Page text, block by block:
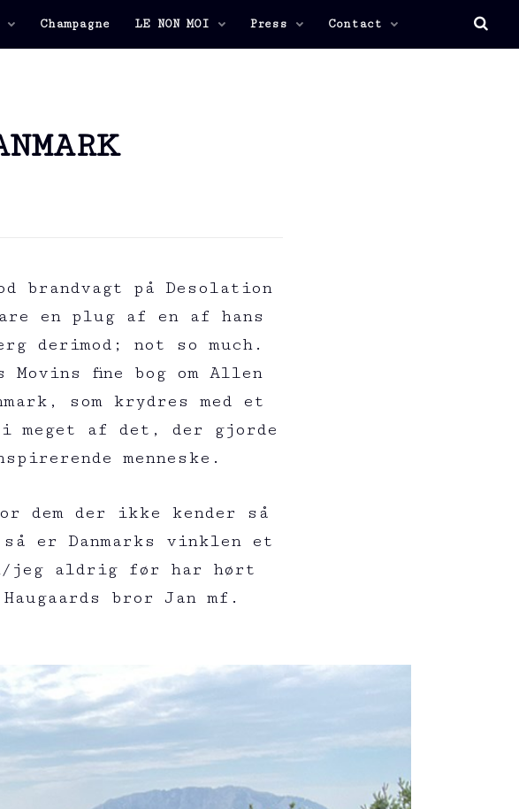
Champagne LE NON MOI Press Contact
brandvagt på Desolation
en plug af en af hans
derimod; not so much.
fine bog om Allen
som krydres med et
meget af det, der gjorde
menneske.
der ikke kender så
er Danmarks vinklen et
jeg aldrig før har hørt
bror Jan mf.